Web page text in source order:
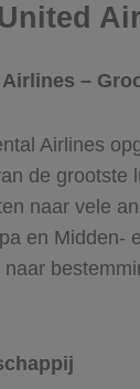
–
Airlines
de grootste
naar vele
en Midden-